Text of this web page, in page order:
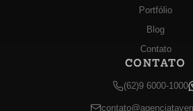
Portfólio
Blog
Contato
CONTATO
(62)9 6000-1000